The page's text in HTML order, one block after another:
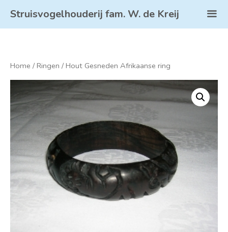
Struisvogelhouderij fam. W. de Kreij
Home / Ringen / Hout Gesneden Afrikaanse ring